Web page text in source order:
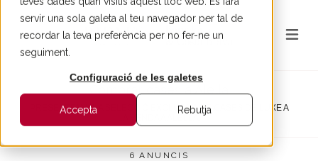
servir una sola galeta al teu navegador per tal de
recordar la teva preferència per no fer-ne un
seguiment.
Configuració de les galetes
Accepta Rebutja
Comprar cases a Alella
PRESENTEM UNA SELECCIÓ EXCLUSIVA DE CASES DE LUXE A
6 ANUNCIS